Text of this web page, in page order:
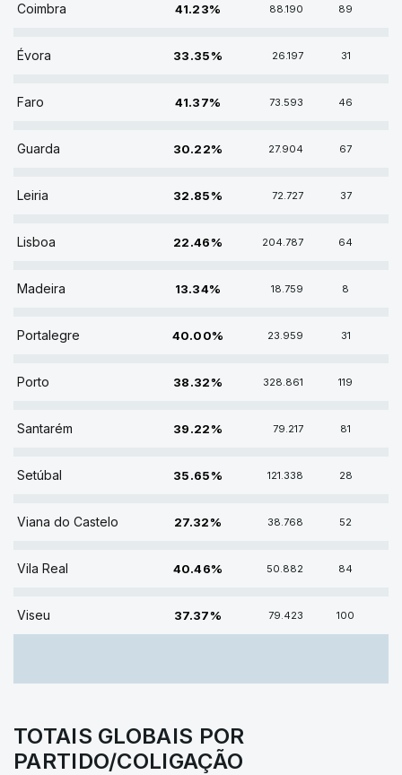
Coimbra 41.23% 88.190 89
Évora 33.35% 26.197 31
Faro 41.37% 73.593 46
Guarda 30.22% 27.904 67
Leiria 32.85% 72.727 37
Lisboa 22.46% 204.787 64
Madeira 13.34% 18.759 8
Portalegre 40.00% 23.959 31
Porto 38.32% 328.861 119
Santarém 39.22% 79.217 81
Setúbal 35.65% 121.338 28
Viana do Castelo 27.32% 38.768 52
Vila Real 40.46% 50.882 84
Viseu 37.37% 79.423 100
TOTAIS GLOBAIS POR
PARTIDO/COLIGAÇÃO